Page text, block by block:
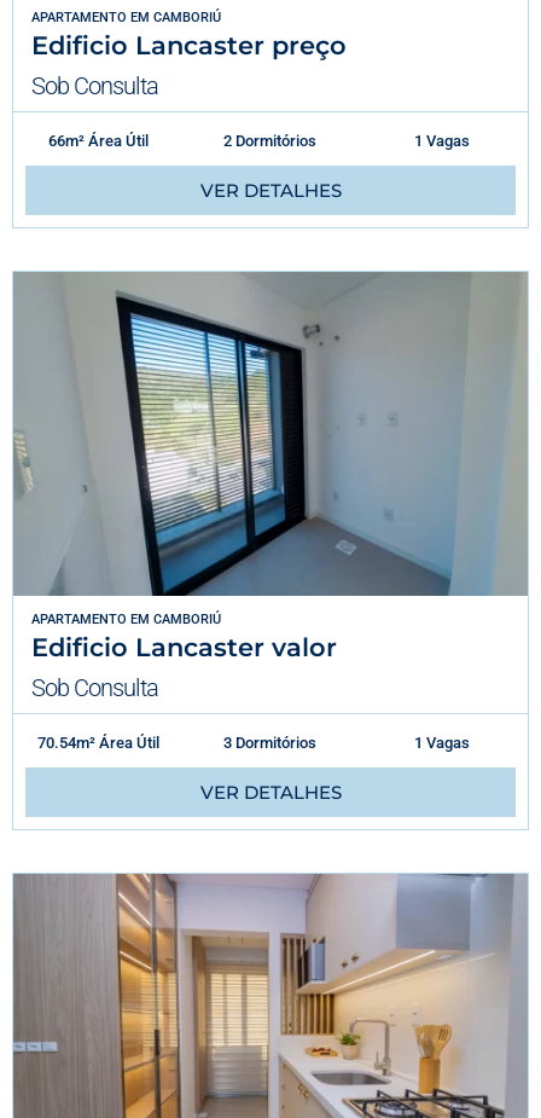
APARTAMENTO EM CAMBORIÚ
Edificio Lancaster preço
Sob Consulta
66m² Área Útil 2 Dormitórios 1 Vagas
VER DETALHES
APARTAMENTO EM CAMBORIÚ
Edificio Lancaster valor
Sob Consulta
70.54m² Área Útil 3 Dormitórios 1 Vagas
VER DETALHES